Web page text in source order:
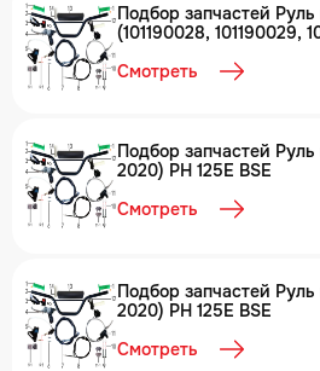
Подбор запчастей Руль и
(101190028, 101190029,
Смотреть
Подбор запчастей
2020) PH 125E BSE
Смотреть
Подбор запчастей
2020) PH 125E BSE
Смотреть